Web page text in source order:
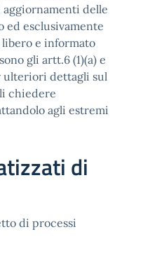
delle
ed esclusivamente
e informato
gli artt.6 (1)(a) e
ulteriori dettagli sul
chiedere
agli estremi
di
di processi